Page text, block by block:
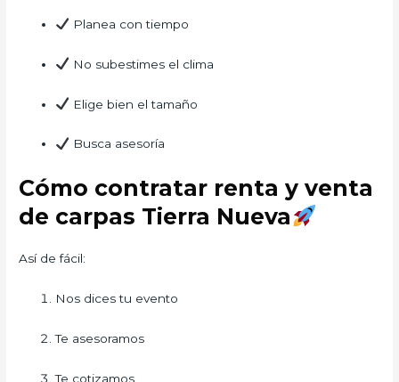
Planea con tiempo
No subestimes el clima
Elige bien el tamaño
Busca asesoría
Cómo contratar renta y venta
de carpas Tierra Nueva
Así de fácil:
Nos dices tu evento
Te asesoramos
Te cotizamos